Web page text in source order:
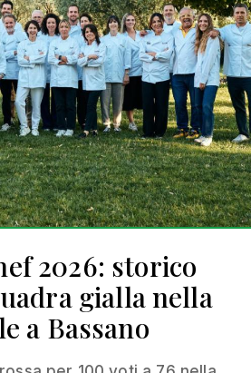
2026: storico
gialla nella
a Bassano